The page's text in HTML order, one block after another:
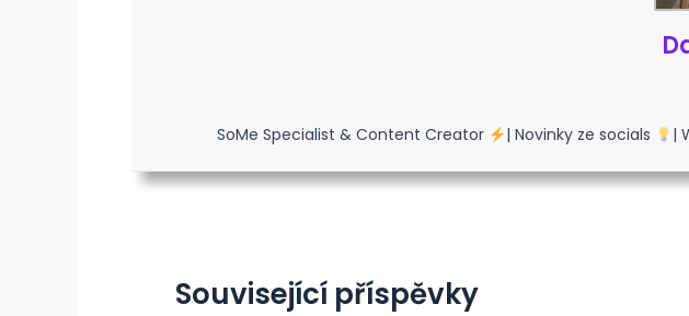
SoMe Specialist & Content Creator | Novinky ze socials |
Související příspěvky